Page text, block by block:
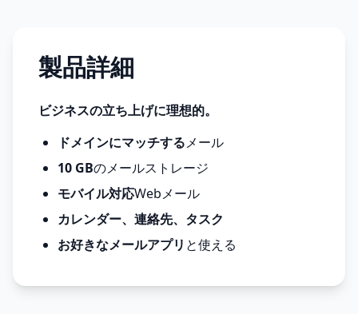
製品詳細
ビジネスの立ち上げに理想的。
ドメインにマッチするメール
10 GBのメールストレージ
モバイル対応Webメール
カレンダー、連絡先、タスク
お好きなメールアプリ と使える